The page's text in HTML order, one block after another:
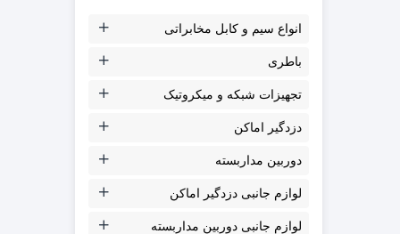
انواع سیم و کابل مخابراتی
باطری
تجهیزات شبکه و میکروتیک
دزدگیر اماکن
دوربین مداربسته
لوازم جانبی دزدگیر اماکن
لوازم جانبی دوربین مداربسته